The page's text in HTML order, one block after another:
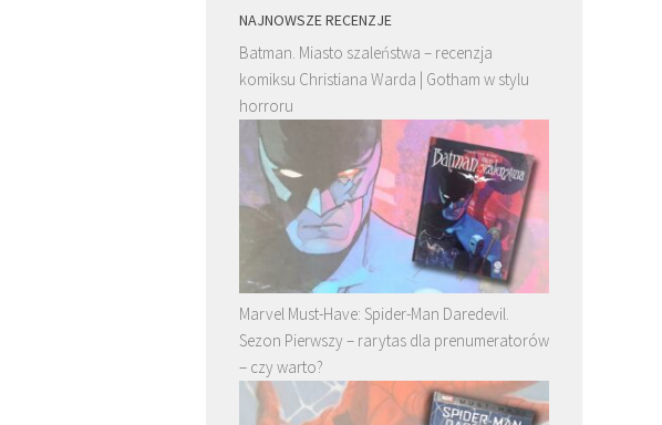
NAJNOWSZE RECENZJE
Batman. Miasto szaleństwa – recenzja
komiksu Christiana Warda | Gotham w stylu
horroru
Marvel Must-Have: Spider-Man Daredevil.
Sezon Pierwszy – rarytas dla prenumeratorów
– czy warto?